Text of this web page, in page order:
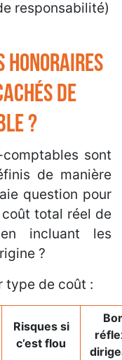
responsabilité)
honoraires
de
?
sont
de manière
question pour
total réel de
incluant les
?
type de coût :
Risques si
c’est flou